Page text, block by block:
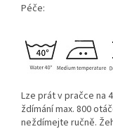
Péče:
Lze prát v pračce na
ždímání max. 800
neždímejte ručně.